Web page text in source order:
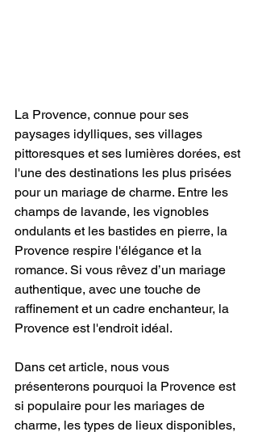
La Provence, connue pour ses
paysages idylliques, ses villages
pittoresques et ses lumières dorées, est
l'une des destinations les plus prisées
pour un mariage de charme. Entre les
champs de lavande, les vignobles
ondulants et les bastides en pierre, la
Provence respire l'élégance et la
romance. Si vous rêvez d’un mariage
authentique, avec une touche de
raffinement et un cadre enchanteur, la
Provence est l'endroit idéal.
Dans cet article, nous vous
présenterons pourquoi la Provence est
si populaire pour les mariages de
charme, les types de lieux disponibles,